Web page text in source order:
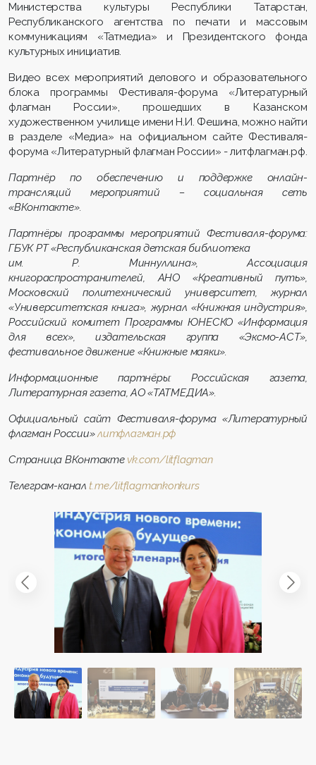
Министерства культуры Республики Татарстан,
Республиканского агентства по печати и массовым
коммуникациям «Татмедиа» и Президентского фонда
культурных инициатив.
Видео всех мероприятий делового и образовательного
блока программы Фестиваля-форума «Литературный
флагман России», прошедших в Казанском
художественном училище имени Н.И. Фешина, можно найти
в разделе «Медиа» на официальном сайте Фестиваля-
форума «Литературный флагман России» - литфлагман.рф.
Партнёр по обеспечению и поддержке онлайн-
трансляций мероприятий – социальная сеть
«ВКонтакте».
Партнёры программы мероприятий Фестиваля-форума:
ГБУК РТ «Республиканская детская библиотека
им. Р. Миннуллина», Ассоциация
книгораспространителей, АНО «Креативный путь»,
Московский политехнический университет, журнал
«Университетская книга», журнал «Книжная индустрия»,
Российский комитет Программы ЮНЕСКО «Информация
для всех», издательская группа «Эксмо-АСТ»,
фестивальное движение «Книжные маяки».
Информационные партнёры: Российская газета,
Литературная газета, АО «ТАТМЕДИА».
Официальный сайт Фестиваля-форума «Литературный
флагман России»литфлагман.рф
Страница ВКонтакте vk.com/litflagman
Телеграм-каналt.me/litflagmankonkurs